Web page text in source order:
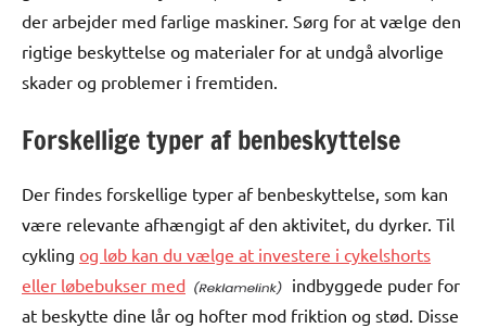
der arbejder med farlige maskiner. Sørg for at vælge den
rigtige beskyttelse og materialer for at undgå alvorlige
skader og problemer i fremtiden.
Forskellige typer af benbeskyttelse
Der findes forskellige typer af benbeskyttelse, som kan
være relevante afhængigt af den aktivitet, du dyrker. Til
cykling og løb kan du vælge at investere i cykelshorts
eller løbebukser med
indbyggede puder for
at beskytte dine lår og hofter mod friktion og stød. Disse